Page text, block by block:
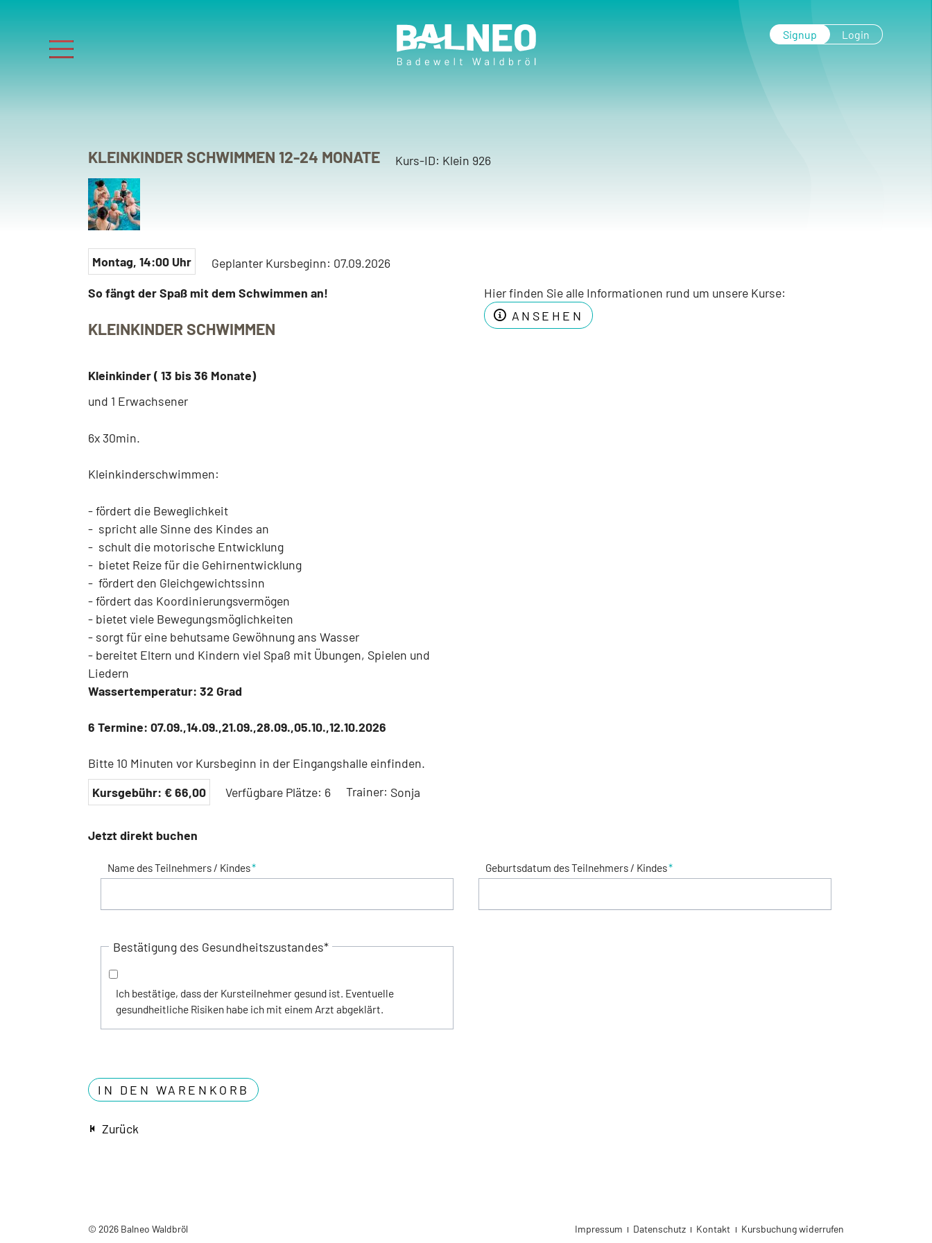
Das Bistro im BALNEO
Öffnungszeiten & Preise
Anfahrt & Parkmöglichkeiten
Bilder aus dem BALNEO
Jobs
Infos zu Kursen
Werben im BALNEO
Signup Login
MENU
KLEINKINDER SCHWIMMEN 12-24 MONATE Kurs-ID: Klein 926
Montag, 14:00 Uhr
Geplanter Kursbeginn: 07.09.2026
So fängt der Spaß mit dem Schwimmen an!
KLEINKINDER SCHWIMMEN
Kleinkinder ( 13 bis 36 Monate)
und 1 Erwachsener
6x 30min.
Kleinkinderschwimmen:
- fördert die Beweglichkeit
- spricht alle Sinne des Kindes an
- schult die motorische Entwicklung
- bietet Reize für die Gehirnentwicklung
- fördert den Gleichgewichtssinn
- fördert das Koordinierungsvermögen
- bietet viele Bewegungsmöglichkeiten
- sorgt für eine behutsame Gewöhnung ans Wasser
- bereitet Eltern und Kindern viel Spaß mit Übungen, Spielen und
Liedern
Wassertemperatur: 32 Grad
6 Termine: 07.09.,14.09.,21.09.,28.09.,05.10.,12.10.2026
Bitte 10 Minuten vor Kursbeginn in der Eingangshalle einfinden.
Hier finden Sie alle Informationen rund um unsere Kurse:
ANSEHEN
Kursgebühr:€66,00 Verfügbare Plätze: 6 Trainer: Sonja
Jetzt direkt buchen
Name des Teilnehmers / Kindes* Geburtsdatum des Teilnehmers / Kindes*
Bestätigung des Gesundheitszustandes*
Ich bestätige, dass der Kursteilnehmer gesund ist. Eventuelle
gesundheitliche Risiken habe ich mit einem Arzt abgeklärt.
Zurück
© 2026 Balneo Waldbröl Impressum Datenschutz Kontakt Kursbuchung widerrufen